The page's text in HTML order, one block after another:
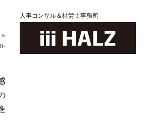
a
人事コンサル＆社労士事務所